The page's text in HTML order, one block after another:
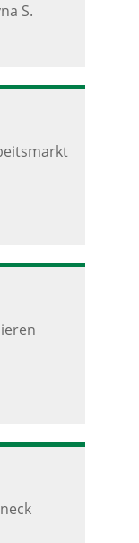
S.